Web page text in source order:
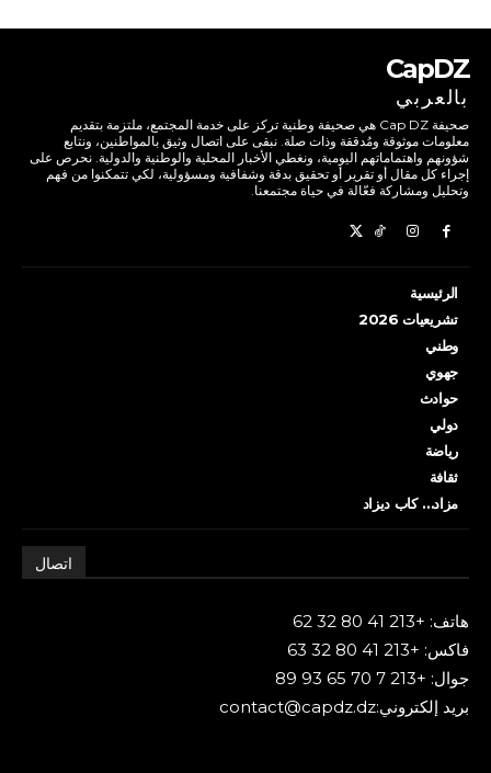
CapDZ
بالعربي
صحيفة Cap DZ هي صحيفة وطنية تركز على خدمة المجتمع، ملتزمة بتقديم
معلومات موثوقة ومُدققة وذات صلة. نبقى على اتصال وثيق بالمواطنين، ونتابع
شؤونهم واهتماماتهم اليومية، ونغطي الأخبار المحلية والوطنية والدولية. نحرص على
إجراء كل مقال أو تقرير أو تحقيق بدقة وشفافية ومسؤولية، لكي تتمكنوا من فهم
وتحليل ومشاركة فعّالة في حياة مجتمعنا.
الرئيسية
تشريعيات 2026
وطني
جهوي
حوادث
دولي
رياضة
ثقافة
مزاد… كاب ديزاد
اتصال
هاتف: +213 41 80 32 62
فاكس: +213 41 80 32 63
جوال: +213 7 70 65 93 89
بريد إلكتروني:contact@capdz.dz